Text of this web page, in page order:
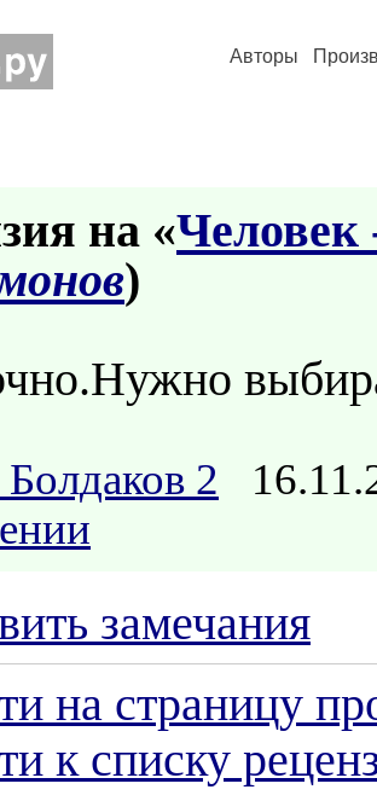
Авторы
на «Человек
)
2
замечания
на страницу
к списку